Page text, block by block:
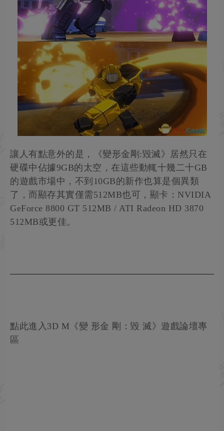
讓人有點意外的是，《變形金剛:毀滅》居然只在
硬碟中佔據9GB的太空，在這些動輒十幾二十GB
的遊戲市場中，不到10GB的新作也算是個異類
了，而顯存其實僅需512MB也可，顯卡：NVIDIA
GeForce 8800 GT 512MB / ATI Radeon HD 3870
512MB或更佳。
點此進入3D M《變 形金 剛：毀 滅》遊戲論壇專
區